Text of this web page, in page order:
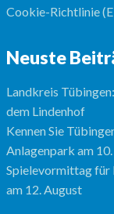
Cookie-Richtlinie
Neuste
Landkreis
dem Lindenhof
Kennen Sie
Anlagenpark am
Spielevormittag für
am 12. August